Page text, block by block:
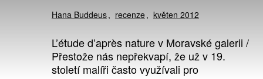
Hana Buddeus recenze květen 2012
L’étude d’après nature v Moravské galerii /
Přestože nás nepřekvapí, že už v 19.
století malíři často využívali pro